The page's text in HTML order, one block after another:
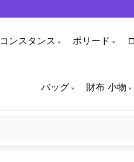
コンスタンス ボリード
バッグ 財布 小物